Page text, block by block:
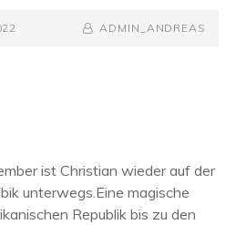
BY
BYLINE
ADMIN_ANDREAS
ist Christian wieder auf der
unterwegs.Eine magische
Republik bis zu den